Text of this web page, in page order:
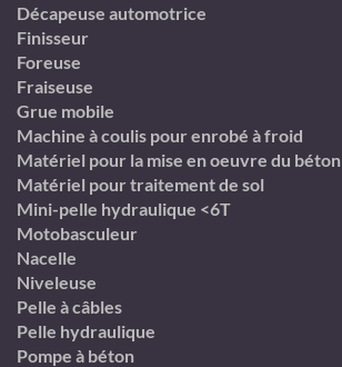
Décapeuse automotrice
Finisseur
Foreuse
Fraiseuse
Grue mobile
Machine à coulis pour enrobé à froid
Matériel pour la mise en oeuvre du béton
Matériel pour traitement de sol
Mini-pelle hydraulique <6T
Motobasculeur
Nacelle
Niveleuse
Pelle à câbles
Pelle hydraulique
Pompe à béton